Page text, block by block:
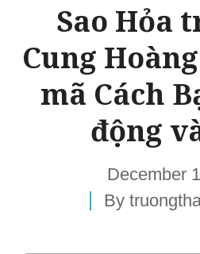
Sao Hỏa
Cung
mã Cách
động
December
By